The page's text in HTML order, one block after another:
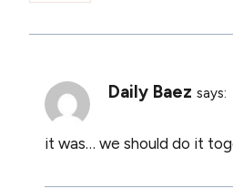
Daily Baez says:
it was… we should do it